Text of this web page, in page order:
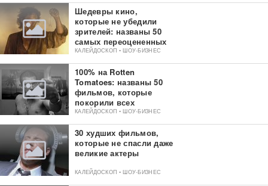
Шедевры кино,
которые не убедили
зрителей: названы 50
самых переоцененных
фильмов
КАЛЕЙДОСКОП • ШОУ-БИЗНЕС
100% на Rotten
Tomatoes: названы 50
фильмов, которые
покорили всех
критиков
КАЛЕЙДОСКОП • ШОУ-БИЗНЕС
30 худших фильмов,
которые не спасли даже
великие актеры
КАЛЕЙДОСКОП • ШОУ-БИЗНЕС